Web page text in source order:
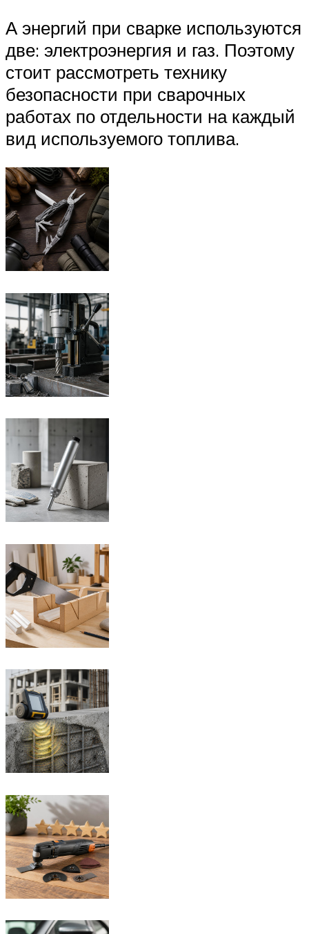
А энергий при сварке используются
две: электроэнергия и газ. Поэтому
стоит рассмотреть технику
безопасности при сварочных
работах по отдельности на каждый
вид используемого топлива.